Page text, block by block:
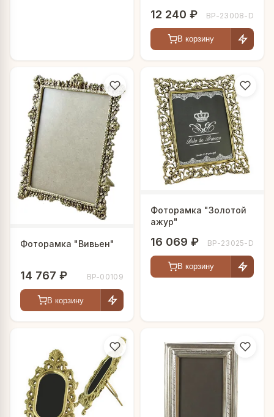
12 240 ₽ BP-23008-D
В корзину
Фоторамка "Вивьен"
14 767 ₽ BP-00109
В корзину
Фоторамка "Золотой
ажур"
16 069 ₽ BP-23025-D
В корзину